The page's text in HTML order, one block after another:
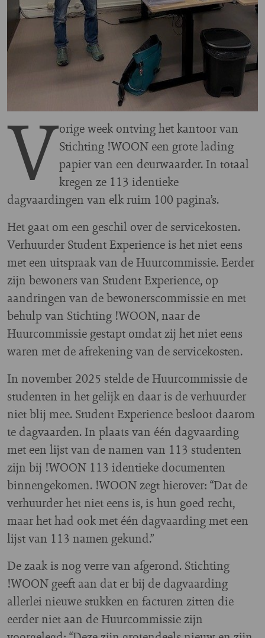
Vorige week ontving het kantoor van
Stichting !WOON een grote lading
papier van een deurwaarder. In totaal
kregen ze 113 identieke
dagvaardingen van elk ruim 100 pagina’s.
Het gaat om een geschil over de servicekosten.
Verhuurder Student Experience is het niet eens
met een uitspraak van de Huurcommissie. Eerder
zijn bewoners van Student Experience, op
aandringen van de bewonerscommissie en met
behulp van Stichting !WOON, naar de
Huurcommissie gestapt omdat zij het niet eens
waren met de afrekening van de servicekosten.
In november 2025 stelde de Huurcommissie de
studenten in het gelijk en daar is de verhuurder
niet blij mee. Student Experience besloot daarom
te dagvaarden. In plaats van één dagvaarding
met een lijst van de namen van 113 studenten
zijn bij !WOON 113 identieke documenten
binnengekomen. !WOON zegt hierover: “Dat de
verhuurder het niet eens is, is hun goed recht,
maar het had ook met één dagvaarding met een
lijst van 113 namen gekund.”
De zaak is nog verre van afgerond. Stichting
!WOON geeft aan dat er bij de dagvaarding
allerlei nieuwe stukken en facturen zitten die
eerder niet aan de Huurcommissie zijn